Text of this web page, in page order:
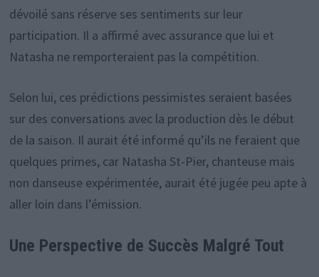
dévoilé sans réserve ses sentiments sur leur
participation. Il a affirmé avec assurance que lui et
Natasha ne remporteraient pas la compétition.
Selon lui, ces prédictions pessimistes seraient basées
sur des conversations avec la production dès le début
de la saison. Il aurait été informé qu’ils ne feraient que
quelques primes, car Natasha St-Pier, chanteuse mais
non danseuse expérimentée, aurait été jugée peu apte à
aller loin dans l’émission.
Une Perspective de Succès Malgré Tout